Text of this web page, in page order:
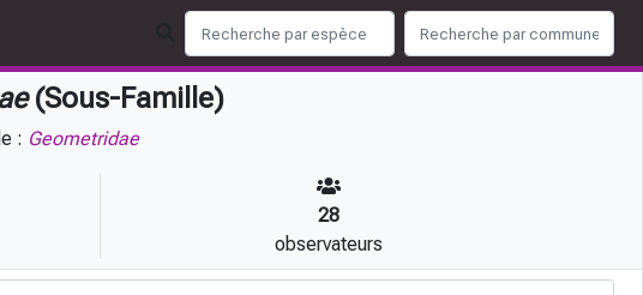
(Sous-Famille)
: Geometridae
28
observateurs